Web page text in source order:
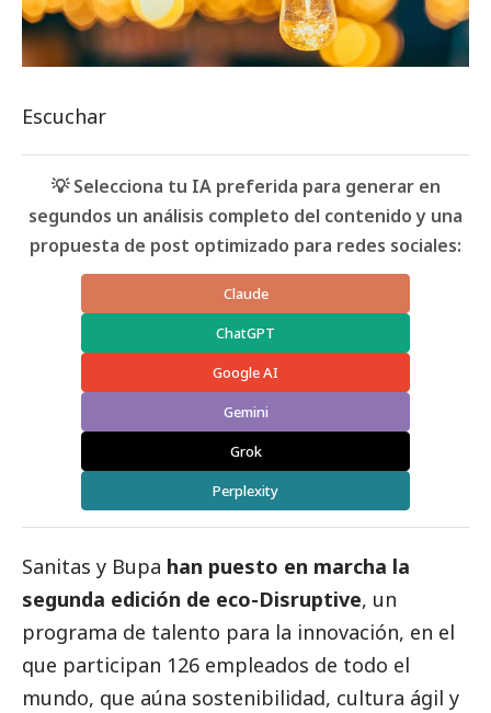
Escuchar
💡 Selecciona tu IA preferida para generar en
segundos un análisis completo del contenido y una
propuesta de post optimizado para redes sociales:
Claude
ChatGPT
Google AI
Gemini
Grok
Perplexity
Sanitas y Bupa han puesto en marcha la
segunda edición de eco-Disruptive, un
programa de talento para la innovación, en el
que participan 126 empleados de todo el
mundo, que aúna sostenibilidad, cultura ágil y